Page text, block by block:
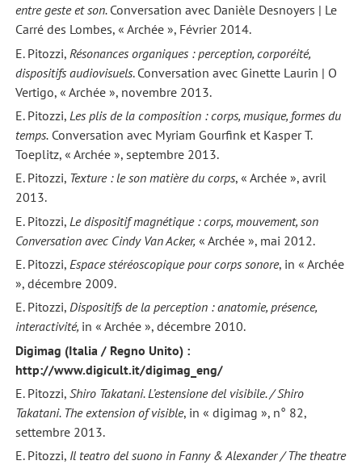
entre geste et son. Conversation avec Danièle Desnoyers | Le
Carré des Lombes, « Archée », Février 2014.
E. Pitozzi, Résonances organiques : perception, corporéité,
dispositifs audiovisuels. Conversation avec Ginette Laurin | O
Vertigo, « Archée », novembre 2013.
E. Pitozzi, Les plis de la composition : corps, musique, formes du
temps.Conversation avec Myriam Gourfink et Kasper T.
Toeplitz, « Archée », septembre 2013.
E. Pitozzi, Texture : le son matière du corps, « Archée », avril
2013.
E. Pitozzi, Le dispositif magnétique : corps, mouvement, son
Conversation avec Cindy Van Acker, « Archée », mai 2012.
E. Pitozzi, Espace stéréoscopique pour corps sonore, in « Archée
», décembre 2009.
E. Pitozzi, Dispositifs de la perception : anatomie, présence,
interactivité, in « Archée », décembre 2010.
Digimag (Italia / Regno Unito) :
http://www.digicult.it/digimag_eng/
E. Pitozzi, Shiro Takatani. L’estensione del visibile. / Shiro
Takatani. The extension of visible, in « digimag », n° 82,
settembre 2013.
E. Pitozzi, Il teatro del suono in Fanny & Alexander /The theatre